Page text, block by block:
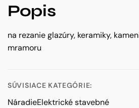
Popis
na rezanie glazúry, keramiky,
mramoru
SÚVISIACE KATEGÓRIE:
NáradieElektrické stavebné